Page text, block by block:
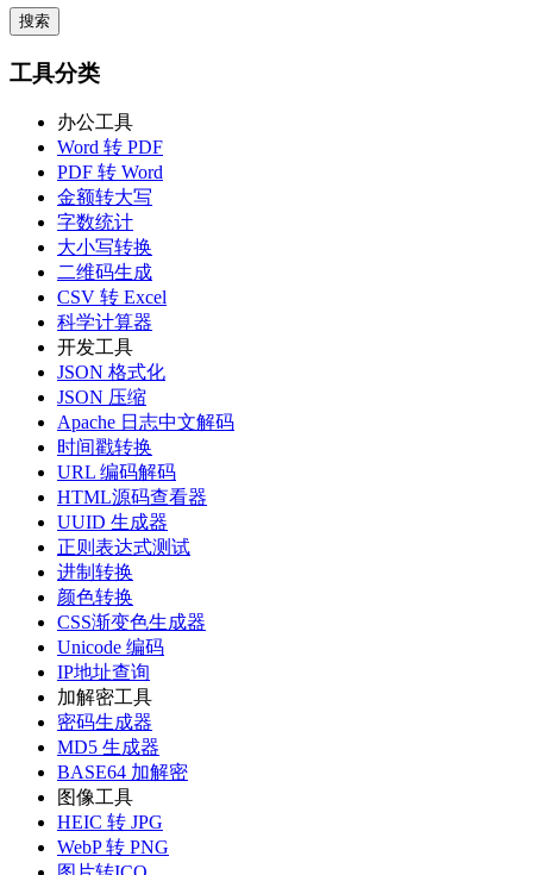
搜索
工具分类
办公工具
Word 转 PDF
PDF 转 Word
金额转大写
字数统计
大小写转换
二维码生成
CSV 转 Excel
科学计算器
开发工具
JSON 格式化
JSON 压缩
Apache 日志中文解码
时间戳转换
URL 编码解码
HTML源码查看器
UUID 生成器
正则表达式测试
进制转换
颜色转换
CSS渐变色生成器
Unicode 编码
IP地址查询
加解密工具
密码生成器
MD5 生成器
BASE64 加解密
图像工具
HEIC 转 JPG
WebP 转 PNG